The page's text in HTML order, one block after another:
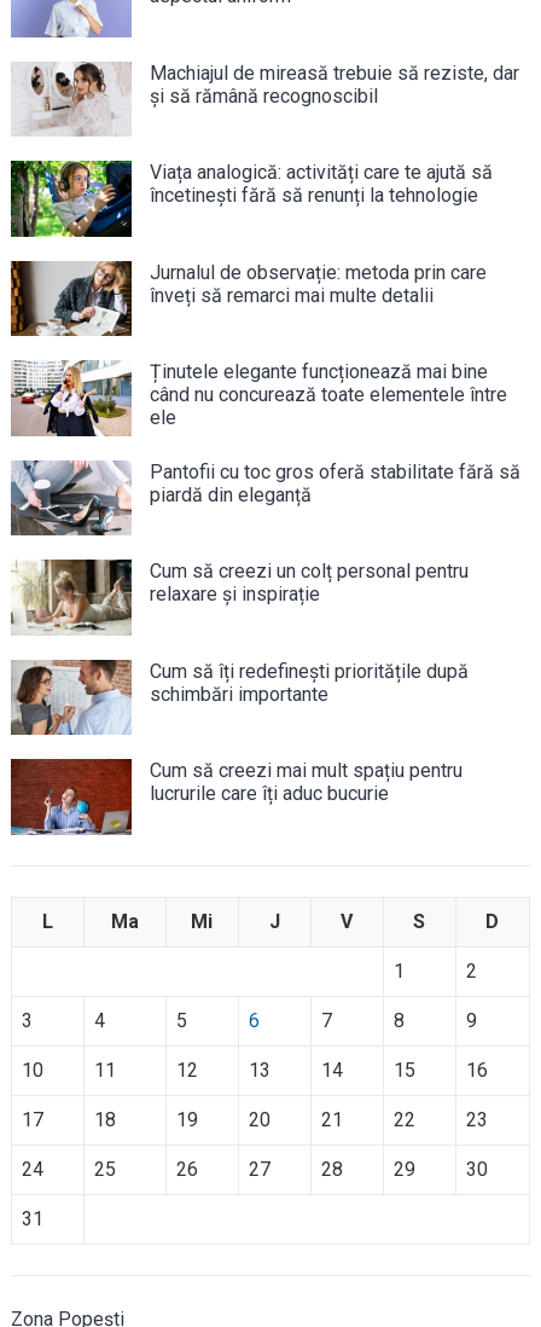
Machiajul de mireasă trebuie să reziste, dar
și să rămână recognoscibil
Viața analogică: activități care te ajută să
încetinești fără să renunți la tehnologie
Jurnalul de observație: metoda prin care
înveți să remarci mai multe detalii
Ținutele elegante funcționează mai bine
când nu concurează toate elementele între
ele
Pantofii cu toc gros oferă stabilitate fără să
piardă din eleganță
Cum să creezi un colț personal pentru
relaxare și inspirație
Cum să îți redefinești prioritățile după
schimbări importante
Cum să creezi mai mult spațiu pentru
lucrurile care îți aduc bucurie
L Ma Mi J V S D
1 2
3 4 5 6 7 8 9
10 11 12 13 14 15 16
17 18 19 20 21 22 23
24 25 26 27 28 29 30
31
Zona Popești